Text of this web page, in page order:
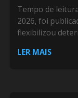
Tempo de
2026, foi
flexibilizou
LER MAIS